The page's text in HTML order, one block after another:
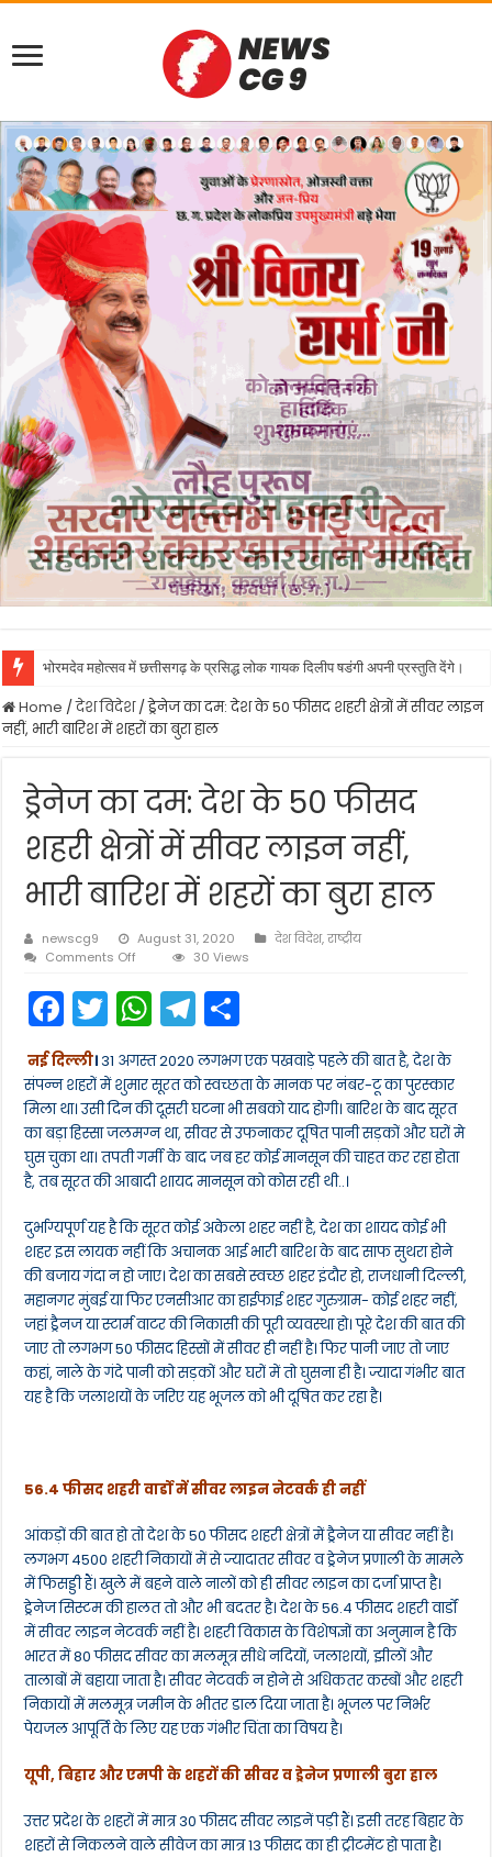
भोरमदेव महोत्सव में छत्तीसगढ़ के प्रसिद्ध लोक गायक दिलीप षडंगी अपनी प्रस्तुति देंगे।
Home /देश विदेश/ड्रेनेज का दम: देश के 50 फीसद शहरी क्षेत्रों में सीवर लाइन
नहीं, भारी बारिश में शहरों का बुरा हाल
ड्रेनेज का दम: देश के 50 फीसद
शहरी क्षेत्रों में सीवर लाइन नहीं,
भारी बारिश में शहरों का बुरा हाल
newscg9 August 31, 2020 देश विदेश,राष्ट्रीय
Comments Off
का
दम:
देश
50
फीसद
शहरी
क्षेत्रों
में
सीवर
लाइन
बारिश
में
शहरों
का
बुरा
हाल
30 Views
F
a
c
e
b
o
o
k
T
w
itt
er
W
h
a
ts
A
p
p
T
el
e
gr
a
m
h
ar
e
नई दिल्ली।31 अगस्त 2020 लगभग एक पखवाड़े पहले की बात है, देश के
संपन्न शहरों में शुमार सूरत को स्वच्छता के मानक पर नंबर-टू का पुरस्कार
मिला था। उसी दिन की दूसरी घटना भी सबको याद होगी। बारिश के बाद सूरत
का बड़ा हिस्सा जलमग्न था, सीवर से उफनाकर दूषित पानी सड़कों और घरों मे
घुस चुका था। तपती गर्मी के बाद जब हर कोई मानसून की चाहत कर रहा होता
है, तब सूरत की आबादी शायद मानसून को कोस रही थी..।
दुर्भाग्यपूर्ण यह है कि सूरत कोई अकेला शहर नहीं है, देश का शायद कोई भी
शहर इस लायक नहीं कि अचानक आई भारी बारिश के बाद साफ सुथरा होने
की बजाय गंदा न हो जाए। देश का सबसे स्वच्छ शहर इंदौर हो, राजधानी दिल्ली,
महानगर मुंबई या फिर एनसीआर का हाईफाई शहर गुरुग्राम- कोई शहर नहीं,
जहां ड्रैनज या स्टार्म वाटर की निकासी की पूरी व्यवस्था हो। पूरे देश की बात की
जाए तो लगभग 50 फीसद हिस्सों में सीवर ही नहीं है। फिर पानी जाए तो जाए
कहां, नाले के गंदे पानी को सड़कों और घरों में तो घुसना ही है। ज्यादा गंभीर बात
यह है कि जलाशयों के जरिए यह भूजल को भी दूषित कर रहा है।
56.4 फीसद शहरी वार्डों में सीवर लाइन नेटवर्क ही नहीं
आंकड़ों की बात हो तो देश के 50 फीसद शहरी क्षेत्रों में ड्रैनेज या सीवर नहीं है।
लगभग 4500 शहरी निकायों में से ज्यादातर सीवर व ड्रेनेज प्रणाली के मामले
में फिसड्डी हैं। खुले में बहने वाले नालों को ही सीवर लाइन का दर्जा प्राप्त है।
ड्रेनेज सिस्टम की हालत तो और भी बदतर है। देश के 56.4 फीसद शहरी वार्डों
में सीवर लाइन नेटवर्क नहीं है। शहरी विकास के विशेषज्ञों का अनुमान है कि
भारत में 80 फीसद सीवर का मलमूत्र सीधे नदियों, जलाशयों, झीलों और
तालाबों में बहाया जाता है। सीवर नेटवर्क न होने से अधिकतर कस्बों और शहरी
निकायों में मलमूत्र जमीन के भीतर डाल दिया जाता है। भूजल पर निर्भर
पेयजल आपूर्ति के लिए यह एक गंभीर चिंता का विषय है।
यूपी, बिहार और एमपी के शहरों की सीवर व ड्रेनेज प्रणाली बुरा हाल
उत्तर प्रदेश के शहरों में मात्र 30 फीसद सीवर लाइनें पड़ी हैं। इसी तरह बिहार के
शहरों से निकलने वाले सीवेज का मात्र 13 फीसद का ही ट्रीटमेंट हो पाता है।